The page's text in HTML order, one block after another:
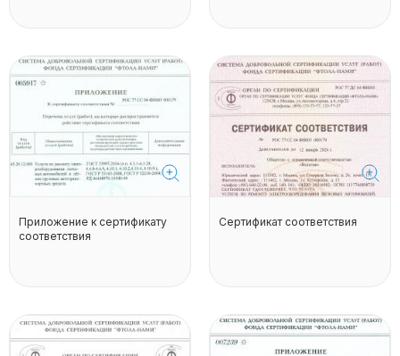
Приложение к сертификату
соответствия
Сертификат соответствия